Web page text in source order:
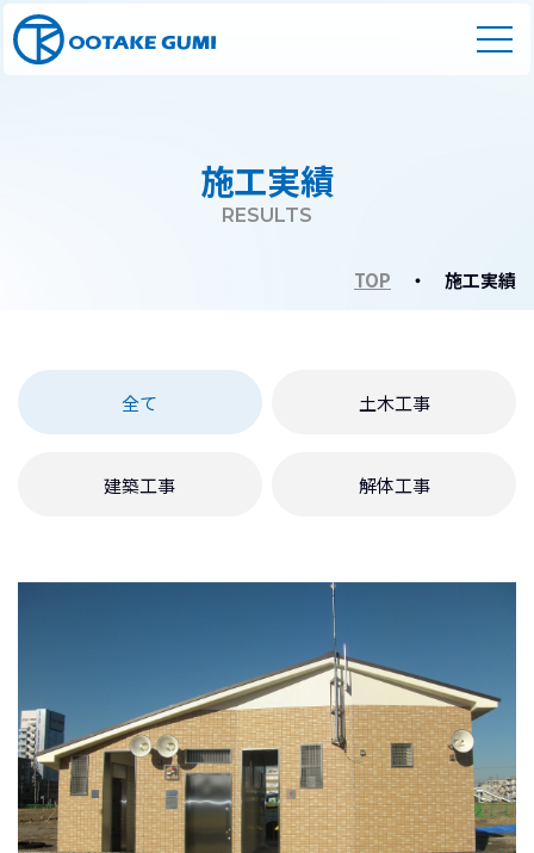
施工実績
RESULTS
TOP ・ 施工実績
全て 土木工事
建築工事 解体工事